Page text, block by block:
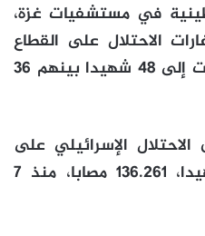
في مستشفيات غزة،
الاحتلال على القطاع
منذ فجر اليوم الأحد، ارتفعت إلى 48 شهيدا بينهم 36
الإسرائيلي على
قطاع غزة إلى 57.418 شهيدا، 136.261 مصابا، منذ 7